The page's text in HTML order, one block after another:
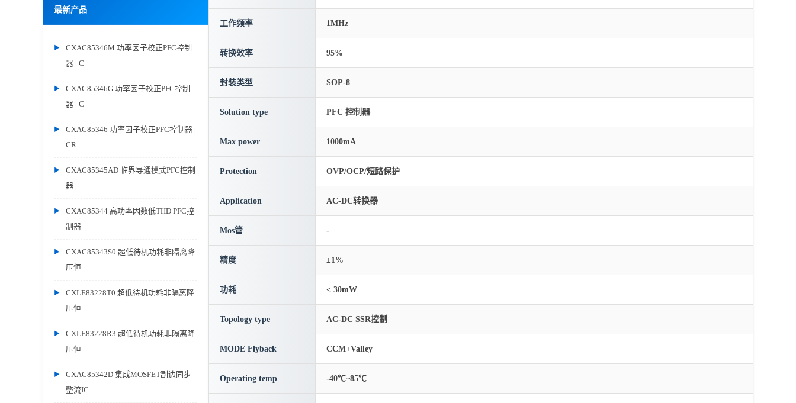
最新产品
CXAC85346M 功率因子校正PFC控制
器 | C
CXAC85346G 功率因子校正PFC控制
器 | C
CXAC85346 功率因子校正PFC控制器 |
CR
CXAC85345AD 临界导通模式PFC控制
器 |
CXAC85344 高功率因数低THD PFC控
制器
CXAC85343S0 超低待机功耗非隔离降
压恒
CXLE83228T0 超低待机功耗非隔离降
压恒
CXLE83228R3 超低待机功耗非隔离降
压恒
CXAC85342D 集成MOSFET副边同步
整流IC
工作频率 1MHz
转换效率 95%
封装类型 SOP-8
Solution type PFC 控制器
Max power 1000mA
Protection OVP/OCP/短路保护
Application AC-DC转换器
Mos管 -
精度 ±1%
功耗 < 30mW
Topology type AC-DC SSR控制
MODE Flyback CCM+Valley
Operating temp -40℃~85℃